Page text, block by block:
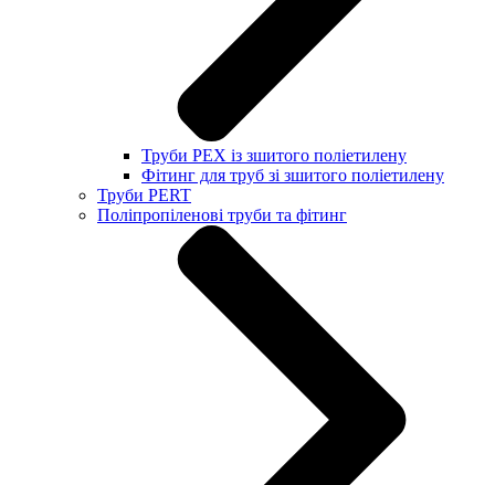
Труби PEX із зшитого поліетилену
Фітинг для труб зі зшитого поліетилену
Труби PERT
Поліпропіленові труби та фітинг